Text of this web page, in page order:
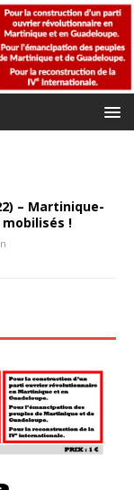
– Martinique-
!